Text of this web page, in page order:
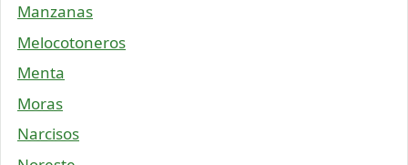
Manzanas
Melocotoneros
Menta
Moras
Narcisos